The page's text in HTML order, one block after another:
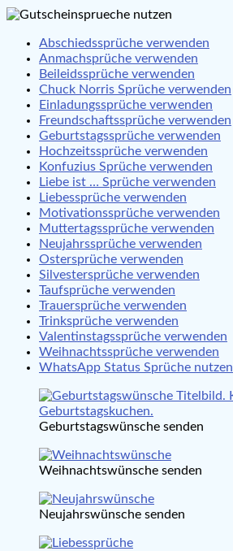
Abschiedssprüche verwenden
Anmachsprüche verwenden
Beileidssprüche verwenden
Chuck Norris Sprüche verwenden
Einladungssprüche verwenden
Freundschaftssprüche verwenden
Geburtstagssprüche verwenden
Hochzeitssprüche verwenden
Konfuzius Sprüche verwenden
Liebe ist … Sprüche verwenden
Liebessprüche verwenden
Motivationssprüche verwenden
Muttertagssprüche verwenden
Neujahrssprüche verwenden
Ostersprüche verwenden
Silvestersprüche verwenden
Taufsprüche verwenden
Trauersprüche verwenden
Trinksprüche verwenden
Valentinstagssprüche verwenden
Weihnachtssprüche verwenden
WhatsApp Status Sprüche nutzen
Geburtstagswünsche senden
Weihnachtswünsche senden
Neujahrswünsche senden